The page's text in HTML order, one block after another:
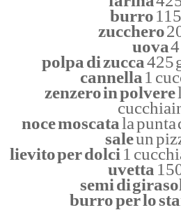
burro
zucchero
uova4
polpa di zucca425
cannella 1
zenzero in polvere
noce moscatala punta
saleun
lievito per dolci 1
uvetta
semi di
burro per lo